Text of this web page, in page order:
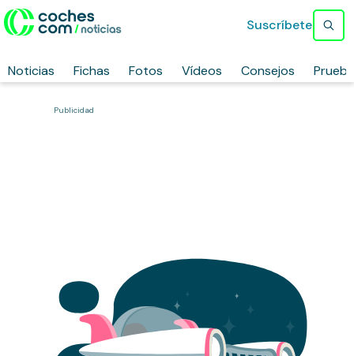
Noticias Fichas Fotos Vídeos Consejos
Suscríbete
Publicidad